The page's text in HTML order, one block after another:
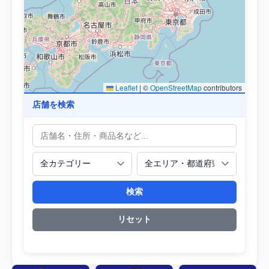
店舗を検索
検索
リセット
Leaflet | ©OpenStreetMapcontributors